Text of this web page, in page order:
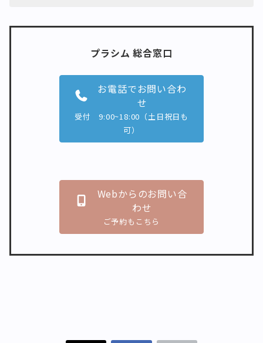
プラシム 総合窓口
お電話でお問い合わ
せ
受付 9:00~18:00（土日祝日も
可）
Webからのお問い合
わせ
ご予約もこちら